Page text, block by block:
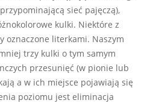
sieć pajęczą),
kulki. Niektóre z
oznaczone literkami. Naszym
trzy kulki o tym samym
przesunięć (w pionie lub
a w ich miejsce pojawiają się
poziomu jest eliminacja